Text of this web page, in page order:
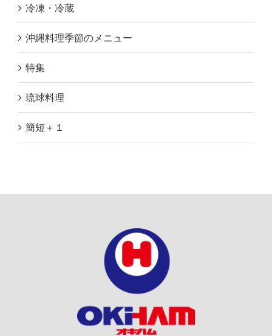
冷凍・冷蔵
沖縄料理季節のメニュー
特集
琉球料理
簡短＋１